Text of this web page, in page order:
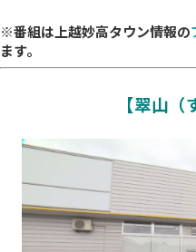
※番組は上越妙高タウン情報の
ます。
【翠山（